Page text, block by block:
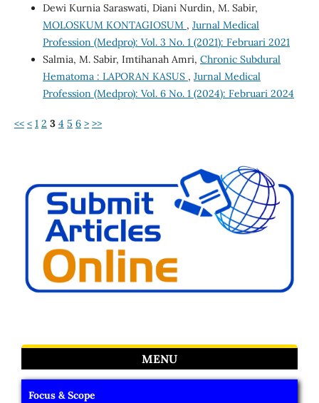
Dewi Kurnia Saraswati, Diani Nurdin, M. Sabir,
MOLOSKUM KONTAGIOSUM , Jurnal Medical
Profession (Medpro): Vol. 3 No. 1 (2021): Februari 2021
Salmia, M. Sabir, Imtihanah Amri, Chronic Subdural
Hematoma : LAPORAN KASUS , Jurnal Medical
Profession (Medpro): Vol. 6 No. 1 (2024): Februari 2024
<< < 1 2 3 4 5 6 > >>
MENU
Focus & Scope